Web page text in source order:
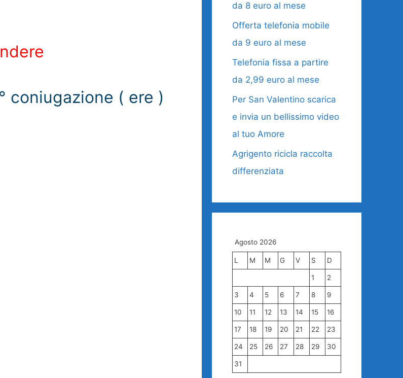
coniugazione ( ere )
da 8 euro al mese
Offerta telefonia mobile
da 9 euro al mese
Telefonia fissa a partire
da 2,99 euro al mese
Per San Valentino scarica
e invia un bellissimo video
al tuo Amore
Agrigento ricicla raccolta
differenziata
Agosto 2026
L M M G V S D
1 2
3 4 5 6 7 8 9
10 11 12 13 14 15 16
17 18 19 20 21 22 23
24 25 26 27 28 29 30
31